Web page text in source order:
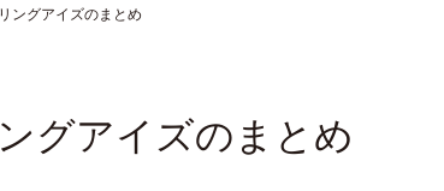
ングアイズのまとめ
グアイズのまとめ